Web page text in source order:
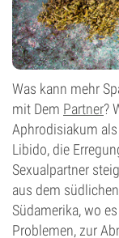
Was kann mehr
mit Dem Partner?
Aphrodisiakum
Libido, die
Sexualpartner
aus dem
Südamerika, wo
Problemen, zur